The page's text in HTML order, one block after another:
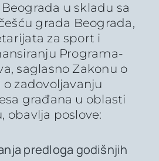
u skladu sa
grada Beograda,
za sport i
Programa-
saglasno Zakonu o
zadovoljavanju
građana u oblasti
obavlja poslove:
predloga godišnjih